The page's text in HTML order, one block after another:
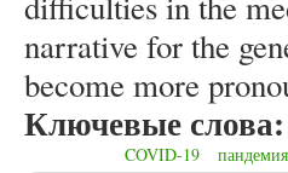
narrative for the
become more
Ключевые слова:
COVID-19 пандемия